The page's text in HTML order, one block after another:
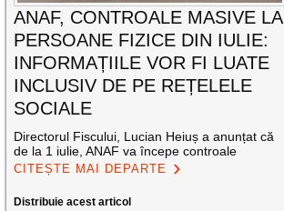
ANAF, CONTROALE MASIVE LA
PERSOANE FIZICE DIN IULIE:
INFORMAȚIILE VOR FI LUATE
INCLUSIV DE PE REȚELELE
SOCIALE
Directorul Fiscului, Lucian Heiuș a anunțat că
de la 1 iulie, ANAF va începe controale
CITEȘTE MAI DEPARTE
Distribuie acest articol